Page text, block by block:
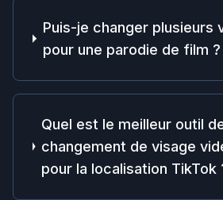
Puis-je changer plusieurs
pour une parodie de film ?
Quel est le meilleur outil
changement de visage
pour la localisation TikTok